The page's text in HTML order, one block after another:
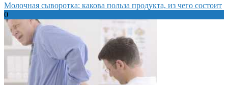
Молочная сыворотка: какова польза продукта, из чего состоит
0